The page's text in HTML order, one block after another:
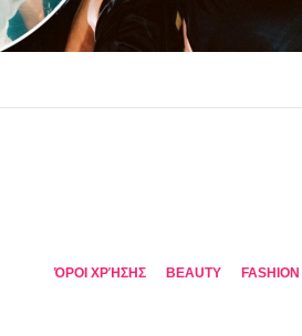
ΌΡΟΙ ΧΡΉΣΗΣ BEAUTY FASHION